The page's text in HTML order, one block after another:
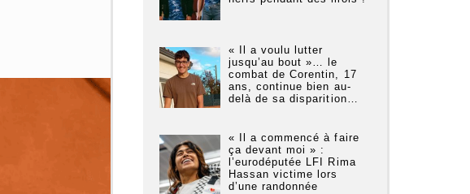
« Il a voulu lutter
jusqu’au bout »… le
combat de Corentin, 17
ans, continue bien au-
delà de sa disparition…
« Il a commencé à faire
ça devant moi » :
l’eurodéputée LFI Rima
Hassan victime lors
d’une randonnée